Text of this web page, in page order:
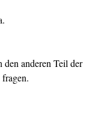
anderen Teil der